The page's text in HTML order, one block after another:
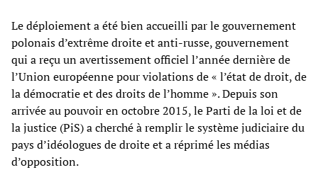
Le déploiement a été bien accueilli par le gouvernement
polonais d’extrême droite et anti-russe, gouvernement
qui a reçu un avertissement officiel l’année dernière de
l’Union européenne pour violations de « l’état de droit, de
la démocratie et des droits de l’homme ». Depuis son
arrivée au pouvoir en octobre 2015, le Parti de la loi et de
la justice (PiS) a cherché à remplir le système judiciaire du
pays d’idéologues de droite et a réprimé les médias
d’opposition.